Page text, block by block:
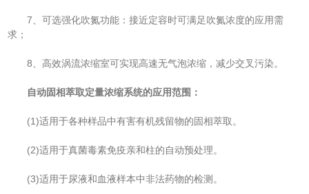
7、可选强化吹氮功能：接近定容时可满足吹氮浓度的应用需
求；
8、高效涡流浓缩室可实现高速无气泡浓缩，减少交叉污染。
自动固相萃取定量浓缩系统的应用范围：
(1)适用于各种样品中有害有机残留物的固相萃取。
(2)适用于真菌毒素免疫亲和柱的自动预处理。
(3)适用于尿液和血液样本中非法药物的检测。